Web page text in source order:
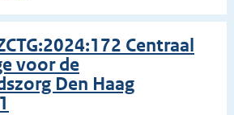
Centraal
voor de
Den Haag